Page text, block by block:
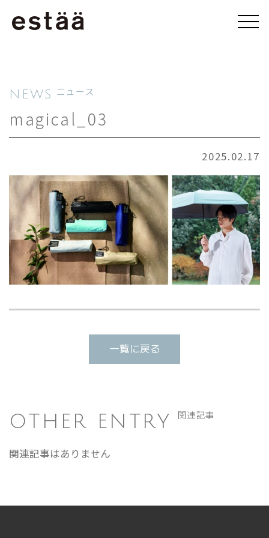
NEWS ニュース
magical_03
2025.02.17
一覧に戻る
OTHER ENTRY 関連記事
関連記事はありません